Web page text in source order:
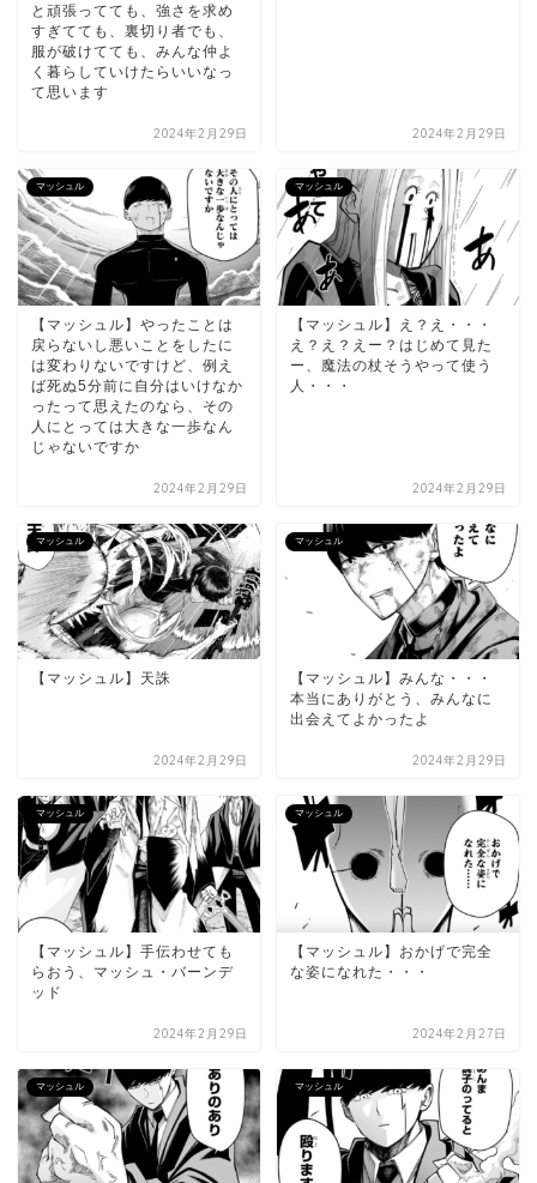
と頑張ってても、強さを求め
すぎてても、裏切り者でも、
服が破けてても、みんな仲よ
く暮らしていけたらいいなっ
て思います
2024年2月29日 2024年2月29日
マッシュル
【マッシュル】やったことは
戻らないし悪いことをしたに
は変わりないですけど、例え
ば死ぬ5分前に自分はいけなか
ったって思えたのなら、その
人にとっては大きな一歩なん
じゃないですか
2024年2月29日
マッシュル
【マッシュル】え？え・・・
え？え？えー？はじめて見た
ー、魔法の杖そうやって使う
人・・・
2024年2月29日
マッシュル
【マッシュル】天誅
2024年2月29日
マッシュル
【マッシュル】みんな・・・
本当にありがとう、みんなに
出会えてよかったよ
2024年2月29日
マッシュル
【マッシュル】手伝わせても
らおう、マッシュ・バーンデ
ッド
2024年2月29日
マッシュル
【マッシュル】おかげで完全
な姿になれた・・・
2024年2月27日
マッシュル マッシュル